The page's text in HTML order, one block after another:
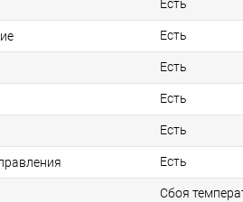
Есть
Есть
Есть
Есть
Есть
Есть
Сбоя